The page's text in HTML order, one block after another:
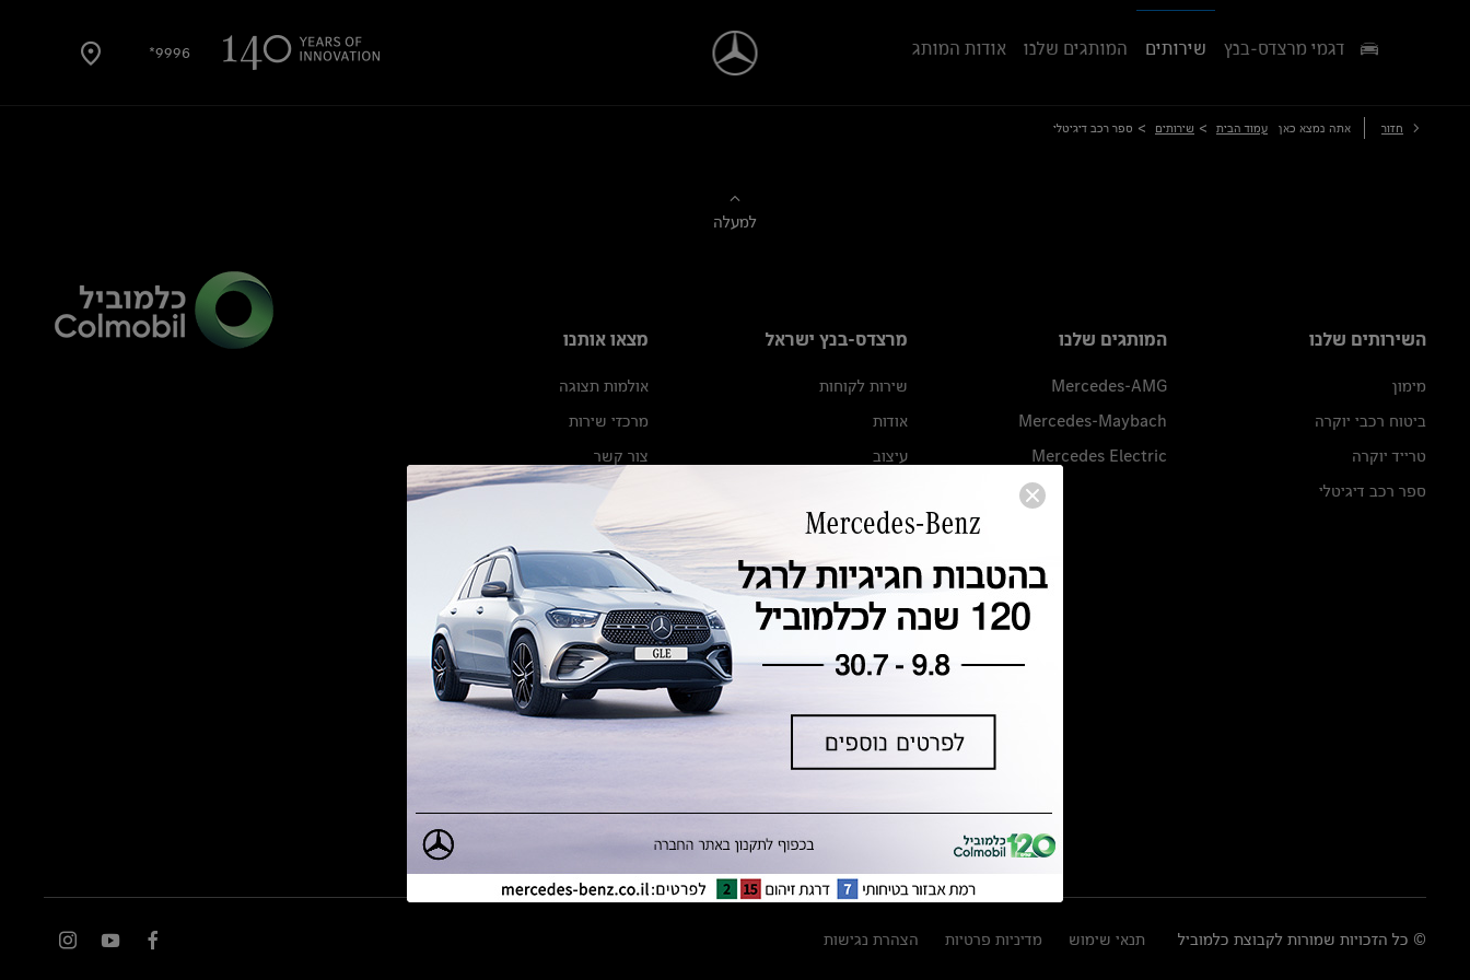
9996* דגמי מרצדס-בנץ שירותים המותגים שלנו אודות המותג
חזור אתה נמצא כאן עמוד הבית > שירותים > ספר רכב דיגיטלי
למעלה
השירותים שלנו
מימון
ביטוח רכבי יוקרה
טרייד יוקרה
ספר רכב דיגיטלי
המותגים שלנו
Mercedes-AMG
Mercedes-Maybach
Mercedes Electric
מרצדס-בנץ ישראל
שירות לקוחות
אודות
עיצוב
מגזין מרצדס-בנץ
ספרי רכב מרצדס-בנץ
נתוני זיהום אוויר וצריכת דלק וחשמל
נתוני תווית צמיגים
מחירון חלפים
הודעה על הטבות לרכבי מרצדס בהסדר
מצאו אותנו
אולמות תצוגה
מרכזי שירות
צור קשר
© כל הזכויות שמורות לקבוצת כלמוביל תנאי שימוש מדיניות פרטיות הצהרת נגישות